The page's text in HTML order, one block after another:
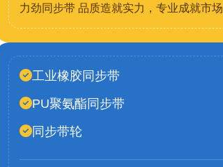
力劲同步带 品质造就实力，专业成就市场
工业橡胶同步带
PU聚氨酯同步带
同步带轮